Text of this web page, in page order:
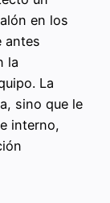
en los
antes
la
La
sino que le
interno,